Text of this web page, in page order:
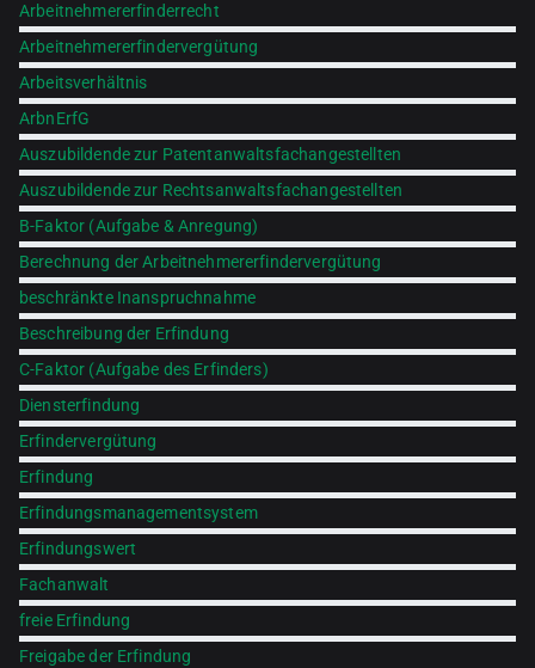
Arbeitnehmererfinderrecht
Arbeitnehmererfindervergütung
Arbeitsverhältnis
ArbnErfG
Auszubildende zur Patentanwaltsfachangestellten
Auszubildende zur Rechtsanwaltsfachangestellten
B-Faktor (Aufgabe & Anregung)
Berechnung der Arbeitnehmererfindervergütung
beschränkte Inanspruchnahme
Beschreibung der Erfindung
C-Faktor (Aufgabe des Erfinders)
Diensterfindung
Erfindervergütung
Erfindung
Erfindungsmanagementsystem
Erfindungswert
Fachanwalt
freie Erfindung
Freigabe der Erfindung